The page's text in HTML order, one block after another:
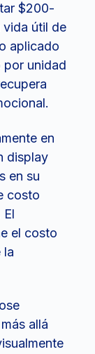
$200-
útil de
aplicado
por unidad
en
display
en su
costo
el costo
la
allá